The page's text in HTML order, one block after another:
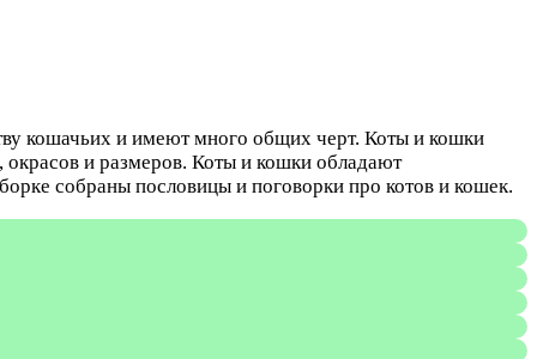
кошачьих и имеют много общих черт. Коты и кошки
и размеров. Коты и кошки обладают
собраны пословицы и поговорки про котов и кошек.